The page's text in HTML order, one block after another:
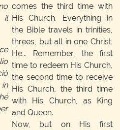
il
comes the third time with
His Church. Everything in
the Bible travels in trinities,
threes, but all in one Christ.
He... Remember, the first
time to redeem His Church,
the second time to receive
His Church, the third time
with His Church, as King
and Queen.
Now, but on His first